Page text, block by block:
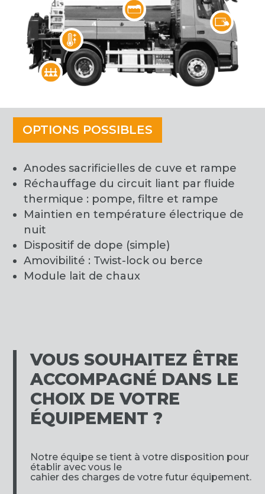
OPTIONS POSSIBLES
Anodes sacrificielles de cuve et rampe
Réchauffage du circuit liant par fluide
thermique : pompe, filtre et rampe
Maintien en température électrique de
nuit
Dispositif de dope (simple)
Amovibilité : Twist-lock ou berce
Module lait de chaux
VOUS SOUHAITEZ ÊTRE
ACCOMPAGNÉ DANS LE
CHOIX DE VOTRE
ÉQUIPEMENT ?
Notre équipe se tient à votre disposition pour
établir avec vous le
cahier des charges de votre futur équipement.